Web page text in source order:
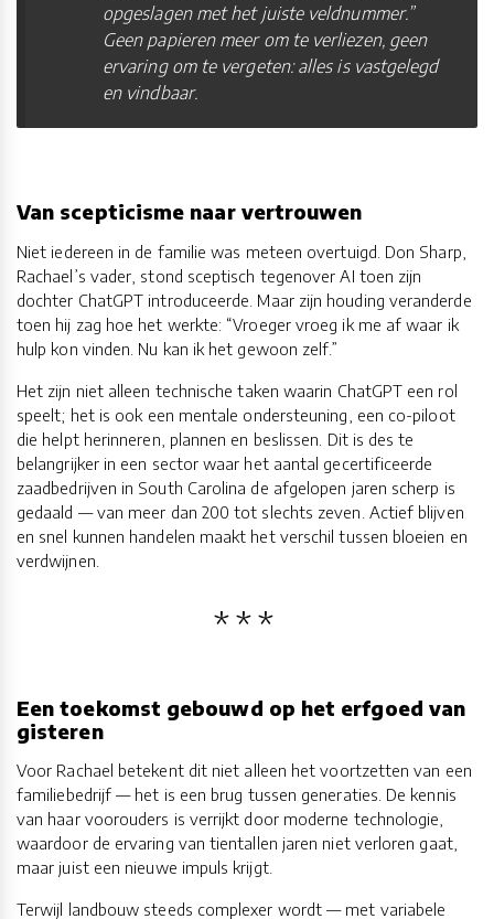
opgeslagen met het juiste veldnummer.”
Geen papieren meer om te verliezen, geen
ervaring om te vergeten: alles is vastgelegd
en vindbaar.
Van scepticisme naar vertrouwen
Niet iedereen in de familie was meteen overtuigd. Don Sharp,
Rachael’s vader, stond sceptisch tegenover AI toen zijn
dochter ChatGPT introduceerde. Maar zijn houding veranderde
toen hij zag hoe het werkte: “Vroeger vroeg ik me af waar ik
hulp kon vinden. Nu kan ik het gewoon zelf.”
Het zijn niet alleen technische taken waarin ChatGPT een rol
speelt; het is ook een mentale ondersteuning, een co-piloot
die helpt herinneren, plannen en beslissen. Dit is des te
belangrijker in een sector waar het aantal gecertificeerde
zaadbedrijven in South Carolina de afgelopen jaren scherp is
gedaald — van meer dan 200 tot slechts zeven. Actief blijven
en snel kunnen handelen maakt het verschil tussen bloeien en
verdwijnen.
Een toekomst gebouwd op het erfgoed van
gisteren
Voor Rachael betekent dit niet alleen het voortzetten van een
familiebedrijf — het is een brug tussen generaties. De kennis
van haar voorouders is verrijkt door moderne technologie,
waardoor de ervaring van tientallen jaren niet verloren gaat,
maar juist een nieuwe impuls krijgt.
Terwijl landbouw steeds complexer wordt — met variabele